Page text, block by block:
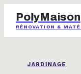
PolyMaison
RÉNOVATION &
JARDINAGE